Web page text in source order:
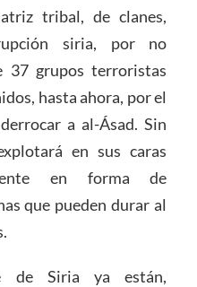
tribal, de clanes,
siria, por no
37 grupos terroristas
hasta ahora, por el
a al-Ásad. Sin
en sus caras
en forma de
que pueden durar al
de Siria ya están,